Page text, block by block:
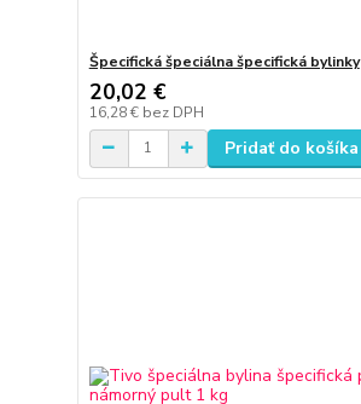
Špecifická špeciálna špecifická bylinky
20,02 €
16,28 € bez DPH
Pridať do košíka